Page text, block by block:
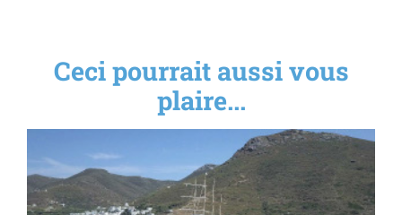
Ceci pourrait aussi vous
plaire...